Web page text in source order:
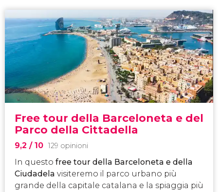
Free tour della Barceloneta e del
Parco della Cittadella
9,2 / 10 129 opinioni
In questo free tour della Barceloneta e della
Ciudadela visiteremo il parco urbano più
grande della capitale catalana e la spiaggia più